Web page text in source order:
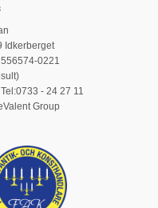
Idkerberget
0221
| Tel:0733 - 24 27 11
Group